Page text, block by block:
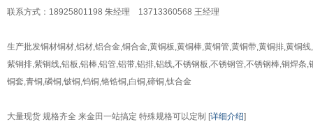
联系方式：18925801198 朱经理 13713360568 王经理
生产批发铜材铜材,铝材,铝合金,铜合金,黄铜板,黄铜棒,黄铜管,黄铜带,黄铜排,黄铜
紫铜排,紫铜线,铝板,铝棒,铝管,铝带,铝排,铝线,不锈钢板,不锈钢管,不锈钢棒,铜焊条,
铜套,青铜,磷铜,铍铜,钨铜,铬锆铜,白铜,碲铜,钛合金
大量现货 规格齐全 来金田一站搞定 特殊规格可以定制 [详细介绍]